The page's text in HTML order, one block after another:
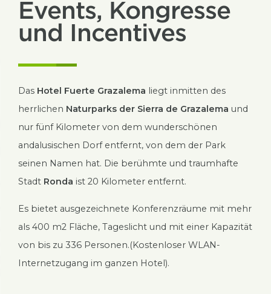
Events, Kongresse
und Incentives
Das Hotel Fuerte Grazalema liegt inmitten des
herrlichen Naturparks der Sierra de Grazalema und
nur fünf Kilometer von dem wunderschönen
andalusischen Dorf entfernt, von dem der Park
seinen Namen hat. Die berühmte und traumhafte
Stadt Ronda ist 20 Kilometer entfernt.
Es bietet ausgezeichnete Konferenzräume mit mehr
als 400 m2 Fläche, Tageslicht und mit einer Kapazität
von bis zu 336 Personen.(Kostenloser WLAN-
Internetzugang im ganzen Hotel).